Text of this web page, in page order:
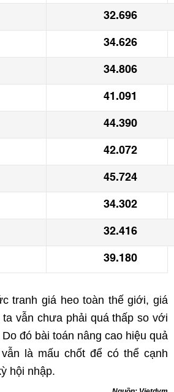
32.696
34.626
34.806
41.091
44.390
42.072
45.724
34.302
32.416
39.180
tranh giá heo toàn thế giới, giá
vẫn chưa phải quá thấp so với
đó bài toán nâng cao hiệu quả
là mấu chốt để có thể cạnh
hội nhập.